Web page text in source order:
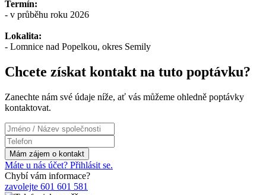
Termín:
- v průběhu roku 2026
Lokalita:
- Lomnice nad Popelkou, okres Semily
Chcete získat kontakt na tuto poptávku?
Zanechte nám své údaje níže, ať vás můžeme ohledně poptávky
kontaktovat.
Máte u nás účet? Přihlásit se.
Chybí vám informace?
zavolejte 601 601 581